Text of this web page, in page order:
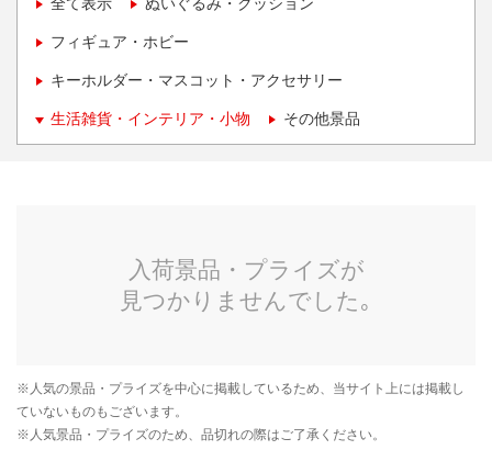
フィギュア・ホビー
キーホルダー・マスコット・アクセサリー
生活雑貨・インテリア・小物 その他景品